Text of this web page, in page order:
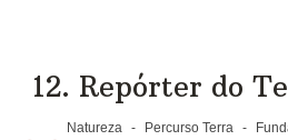
12. Repórter do
Natureza - Percurso Terra -